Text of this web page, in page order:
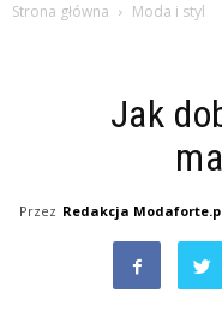
Strona główna Moda i styl
Jak
Przez Redakcja